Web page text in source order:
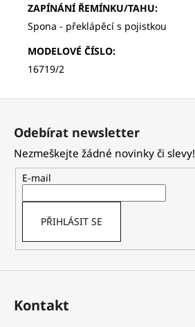
ZAPÍNÁNÍ ŘEMÍNKU/TAHU:
Spona - překlápěcí s pojistkou
MODELOVÉ ČÍSLO:
16719/2
Z
Odebírat newsletter
Nezmeškejte žádné novinky či slevy!
E-mail
PŘIHLÁSIT SE
Kontakt